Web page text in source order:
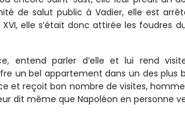
de salut public à Vadier, elle est
elle s’était donc attirée les foudres
entend parler d’elle et lui rend
un bel appartement dans un des plus
et reçoit bon nombre de visites,
dit même que Napoléon en personne